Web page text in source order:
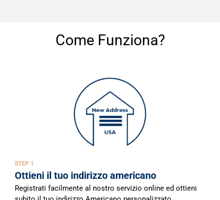
Come Funziona?
STEP 1
Ottieni il tuo indirizzo americano
Registrati facilmente al nostro servizio online ed ottieni